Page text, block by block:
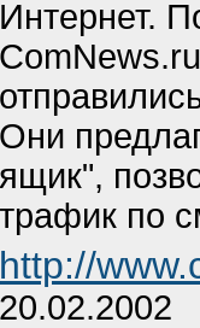
Интернет.
Они
ящик",
трафик по
http://
20.02.2002